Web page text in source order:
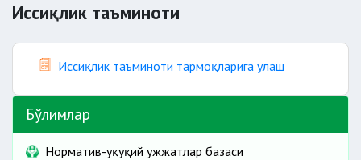
Иссиқлик таъминоти
Иссиқлик таъминоти тармоқларига улаш
Бўлимлар
Норматив-ҳуқуқий ҳужжатлар базаси